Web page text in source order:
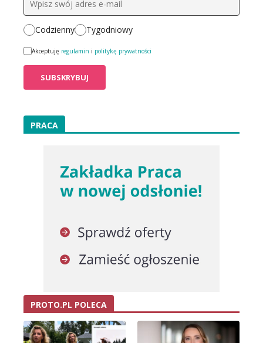
Codzienny Tygodniowy
Akceptuję regulamin i politykę prywatności
PRACA
PROTO.PL POLECA